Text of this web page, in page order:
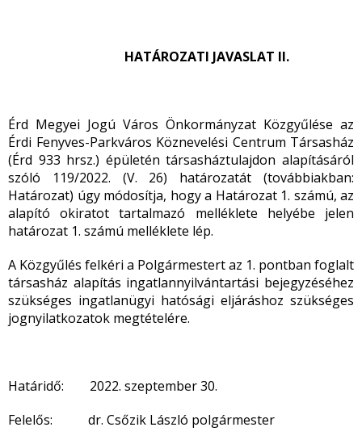
HATÁROZATI JAVASLAT II.
Érd Megyei Jogú Város Önkormányzat Közgyűlése az
Érdi Fenyves-Parkváros Köznevelési Centrum Társasház
(Érd 933 hrsz.) épületén társasháztulajdon alapításáról
szóló 119/2022. (V. 26) határozatát (továbbiakban:
Határozat) úgy módosítja, hogy a Határozat 1. számú, az
alapító okiratot tartalmazó melléklete helyébe jelen
határozat 1. számú melléklete lép.
A Közgyűlés felkéri a Polgármestert az 1. pontban foglalt
társasház alapítás ingatlannyilvántartási bejegyzéséhez
szükséges ingatlanügyi hatósági eljáráshoz szükséges
jognyilatkozatok megtételére.
Határidő: 2022. szeptember 30.
Felelős: dr. Csőzik László polgármester